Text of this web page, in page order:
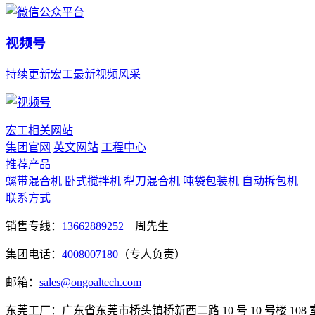
视频号
持续更新宏工最新视频风采
宏工相关网站
集团官网 英文网站 工程中心
推荐产品
螺带混合机 卧式搅拌机 犁刀混合机 吨袋包装机 自动拆包机
联系方式
销售专线： 13662889252 周先生
集团电话： 4008007180 （专人负责）
邮箱： sales@ongoaltech.com
东莞工厂：广东省东莞市桥头镇桥新西二路 10 号 10 号楼 108